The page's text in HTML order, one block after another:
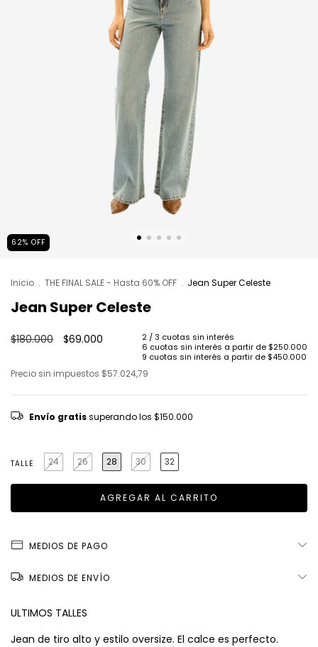
62% OFF
Inicio . THE FINAL SALE - Hasta 60% OFF . Jean Super Celeste
Jean Super Celeste
$180.000 $69.000
Precio sin impuestos $57.024,79
Envío gratis superando los $150.000
TALLE 24 26 28 30 32
MEDIOS DE PAGO
MEDIOS DE ENVÍO
ULTIMOS TALLES
Jean de tiro alto y estilo oversize. El calce es perfecto.